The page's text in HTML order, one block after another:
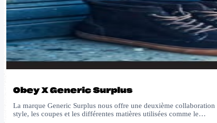
Obey X Generic Surplus
La marque Generic Surplus nous offre une deuxième
style, les coupes et les différentes matières utilisées comme le…